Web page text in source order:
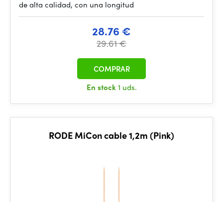
de alta calidad, con una longitud
28.76 €
29.61 €
En stock1 uds.
COMPRAR
RODE MiCon cable 1,2m (Pink)